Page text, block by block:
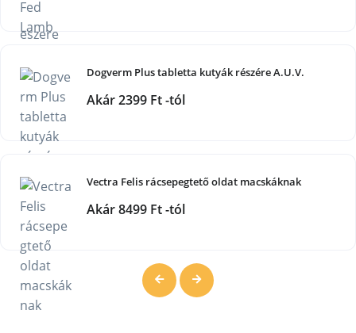
Dogverm Plus tabletta kutyák részére A.U.V.
Akár 2399 Ft -tól
Vectra Felis rácsepegtető oldat macskáknak
Akár 8499 Ft -tól